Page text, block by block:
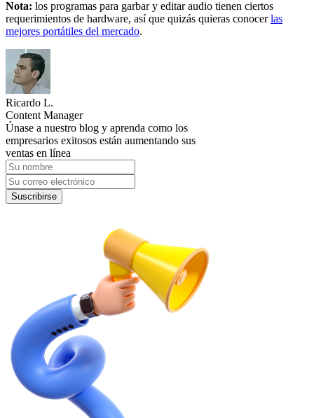
Nota: los programas para garbar y editar audio tienen ciertos
requerimientos de hardware, así que quizás quieras conocerlas
mejores portátiles del mercado.
Ricardo L.
Content Manager
Únase a nuestro blog y aprenda como los
empresarios exitosos están aumentando sus
ventas en línea
Suscribirse